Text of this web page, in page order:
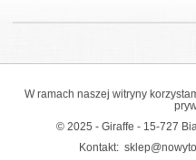
W ramach naszej witryny
© 2025 - Giraffe - 15-727
Kontakt: